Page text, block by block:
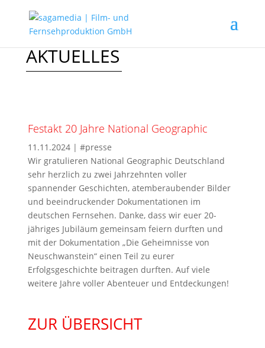
AKTUELLES
Festakt 20 Jahre National Geographic
11.11.2024 |#presse
Wir gratulieren National Geographic Deutschland
sehr herzlich zu zwei Jahrzehnten voller
spannender Geschichten, atemberaubender Bilder
und beeindruckender Dokumentationen im
deutschen Fernsehen. Danke, dass wir euer 20-
jähriges Jubiläum gemeinsam feiern durften und
mit der Dokumentation „Die Geheimnisse von
Neuschwanstein“ einen Teil zu eurer
Erfolgsgeschichte beitragen durften. Auf viele
weitere Jahre voller Abenteuer und Entdeckungen!
ZUR ÜBERSICHT